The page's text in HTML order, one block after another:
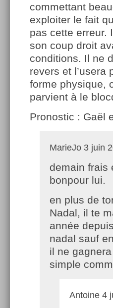
commettant
exploiter le fait
pas cette erreur.
son coup droit
conditions. Il ne
revers et l’usera
forme physique,
parvient à le
Pronostic : Gaël
MarieJo 3 juin
demain frais
bonpour lui.
en plus de
Nadal, il te
année
nadal sauf
il ne
simple
Antoine 4